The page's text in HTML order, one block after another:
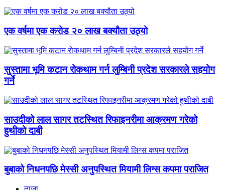
एक वर्षमा एक करोड २० लाख बक्यौता उठ्यो
सुस्तामा भूमि कटान रोकथाम गर्न लुम्बिनी प्रदेश सरकारले सहयोग
गर्ने
साउदीको लाल सागर तटस्थित रिफाइनरीमा आक्रमण गरेको
हुथीको दाबी
बुबाको निधनपछि मेस्सी अनुपस्थित मियामी लिग्स कपमा पराजित